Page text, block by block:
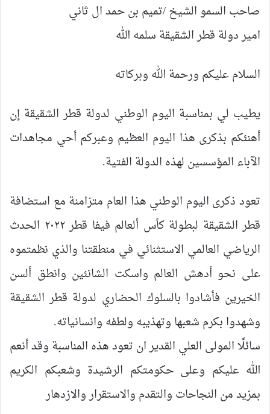
صاحب السمو الشيخ /تميم بن حمد ال ثاني
امير دولة قطر الشقيقة سلمه الله
السلام عليكم ورحمة الله وبركاته
يطيب لي بمناسبة اليوم الوطني لدولة قطر الشقيقة إن
أهنئكم بذكرى هذا اليوم العظيم وعبركم أحي مجاهدات
الآباء المؤسسين لهذه الدولة الفتية.
تعود ذكرى اليوم الوطني هذا العام متزامنة مع استضافة
قطر الشقيقة لبطولة كأس ألعالم فيفا قطر ٢٠٢٢ الحدث
الرياضي العالمي الاستثنائي في منطقتنا والذي نظمتموه
على نحو أدهش العالم واسكت الشانئين وانطق ألسن
الخيرين فأشادوا بالسلوك الحضاري لدولة قطر الشقيقة
وشهدوا بكرم شعبها وتهذيبه ولطفه وانسانياته.
سائلًا المولى العلي القدير ان تعود هذه المناسبة وقد أنعم
الله عليكم وعلى حكومتكم الرشيدة وشعبكم الكريم
بمزيد من النجاحات والتقدم والاستقرار والازدهار